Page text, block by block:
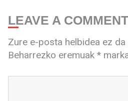
LEAVE A COMMENT
Zure e-posta helbidea ez
Beharrezko eremuak *